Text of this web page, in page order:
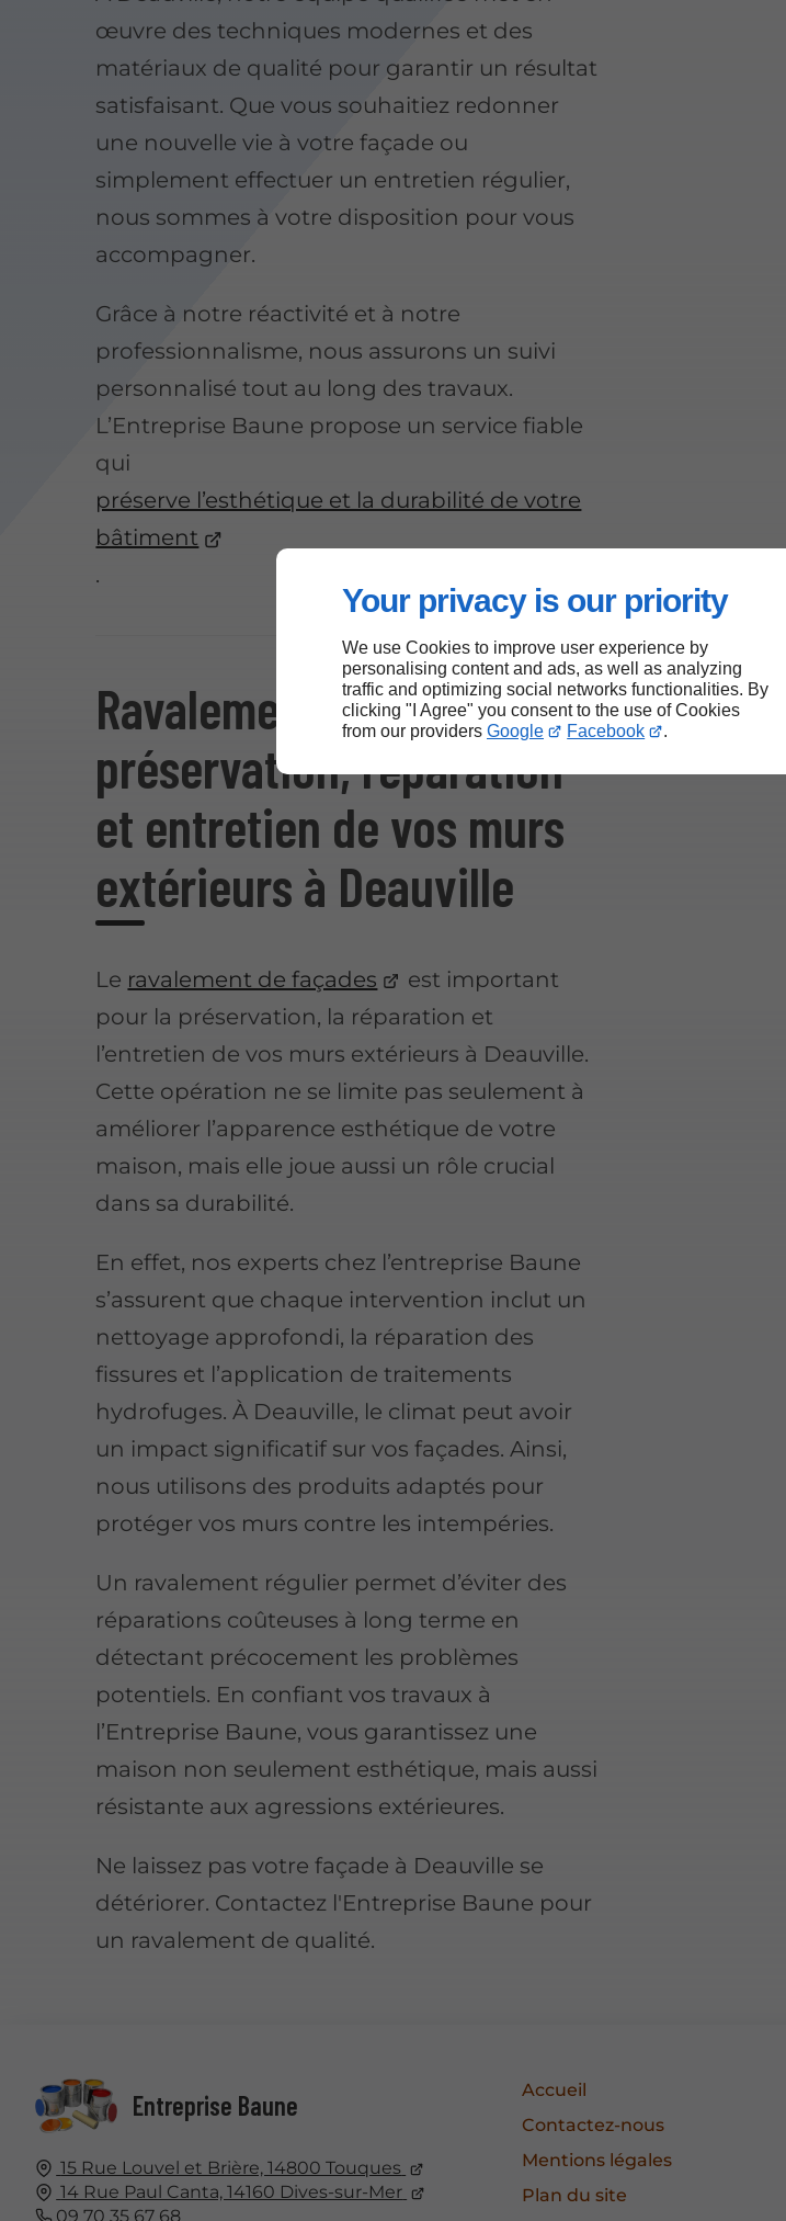
Your privacy is our priority
We use Cookies to improve user experience by
personalising content and ads, as well as analyzing
traffic and optimizing social networks functionalities. By
clicking "I Agree" you consent to the use of Cookies
from our providers Google Facebook .
œuvre des techniques modernes et des
matériaux de qualité pour garantir un résultat
satisfaisant. Que vous souhaitiez redonner
une nouvelle vie à votre façade ou
simplement effectuer un entretien régulier,
nous sommes à votre disposition pour vous
accompagner.
Grâce à notre réactivité et à notre
professionnalisme, nous assurons un suivi
personnalisé tout au long des travaux.
L’Entreprise Baune propose un service fiable
qui
préserve l’esthétique et la durabilité de votre
bâtiment
.
Ravalement de façade :
préservation, réparation
et entretien de vos murs
extérieurs à Deauville
Le ravalement de façades
est important
pour la préservation, la réparation et
l’entretien de vos murs extérieurs à Deauville.
Cette opération ne se limite pas seulement à
améliorer l’apparence esthétique de votre
maison, mais elle joue aussi un rôle crucial
dans sa durabilité.
En effet, nos experts chez l’entreprise Baune
s’assurent que chaque intervention inclut un
nettoyage approfondi, la réparation des
fissures et l’application de traitements
hydrofuges. À Deauville, le climat peut avoir
un impact significatif sur vos façades. Ainsi,
nous utilisons des produits adaptés pour
protéger vos murs contre les intempéries.
Un ravalement régulier permet d’éviter des
réparations coûteuses à long terme en
détectant précocement les problèmes
potentiels. En confiant vos travaux à
l’Entreprise Baune, vous garantissez une
maison non seulement esthétique, mais aussi
résistante aux agressions extérieures.
Ne laissez pas votre façade à Deauville se
détériorer. Contactez l'Entreprise Baune pour
un ravalement de qualité.
Entreprise Baune
15 Rue Louvel et Brière, 14800 Touques
14 Rue Paul Canta, 14160 Dives-sur-Mer
09 70 35 67 68
Accueil
Contactez-nous
Mentions légales
Plan du site